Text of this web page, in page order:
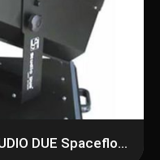
Зенитный прожектор STUDIO DUE Spaceflower 3000 DMX